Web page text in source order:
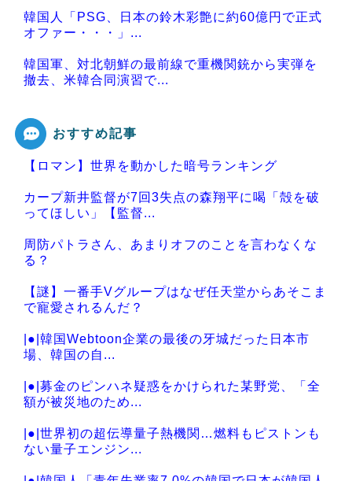
韓国人「PSG、日本の鈴木彩艶に約60億円で正式
オファー・・・」...
韓国軍、対北朝鮮の最前線で重機関銃から実弾を
撤去、米韓合同演習で...
Powered by livedoor 相互RSS
おすすめ記事
【ロマン】世界を動かした暗号ランキング
カープ新井監督が7回3失点の森翔平に喝「殻を破
ってほしい」【監督...
周防パトラさん、あまりオフのことを言わなくな
る？
【謎】一番手Vグループはなぜ任天堂からあそこま
で寵愛されるんだ？
|●|韓国Webtoon企業の最後の牙城だった日本市
場、韓国の自...
|●|募金のピンハネ疑惑をかけられた某野党、「全
額が被災地のため...
|●|世界初の超伝導量子熱機関…燃料もピストンも
ない量子エンジン...
|●|韓国人「青年失業率7.0%の韓国で日本が韓国人